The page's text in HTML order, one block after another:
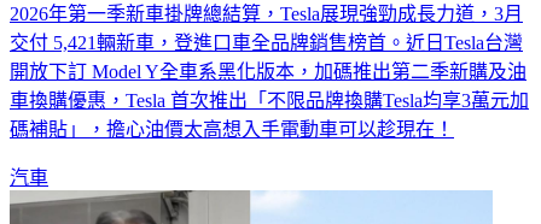
2026年第一季新車掛牌總結算，Tesla展現強勁成長力道，3月
交付 5,421輛新車，登進口車全品牌銷售榜首。近日Tesla台灣
開放下訂 Model Y全車系黑化版本，加碼推出第二季新購及油
車換購優惠，Tesla 首次推出「不限品牌換購Tesla均享3萬元加
碼補貼」，擔心油價太高想入手電動車可以趁現在！
汽車